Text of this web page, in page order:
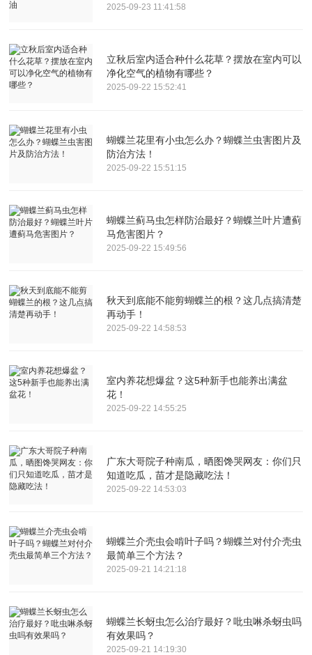
2025-09-23 11:41:58
立秋后室内适合种什么花草？摆放在室内可以
净化空气的植物有哪些？
2025-09-22 15:52:41
蝴蝶兰花里有小虫怎么办？蝴蝶兰虫害图片及
防治方法！
2025-09-22 15:51:15
蝴蝶兰蓟马虫怎样防治最好？蝴蝶兰叶片遭蓟
马危害图片？
2025-09-22 15:49:56
秋天到底能不能剪蝴蝶兰的根？这几点搞清楚
再动手！
2025-09-22 14:58:53
室内养花想爆盆？这5种新手也能养出满盆
花！
2025-09-22 14:55:25
广东大哥院子种南瓜，晒图馋哭网友：你们只
知道吃瓜，苗才是隐藏吃法！
2025-09-22 14:53:03
蝴蝶兰介壳虫会啃叶子吗？蝴蝶兰对付介壳虫
最简单三个方法？
2025-09-21 14:21:18
蝴蝶兰长蚜虫怎么治疗最好？吡虫啉杀蚜虫吗
有效果吗？
2025-09-21 14:19:30